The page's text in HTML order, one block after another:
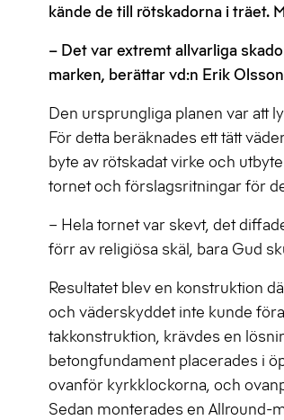
kände de till rötskadorna i träet.
– Det var extremt allvarliga
marken, berättar vd:n Erik
Den ursprungliga planen var att
För detta beräknades ett tätt
byte av rötskadat virke och
tornet och förslagsritningar för
– Hela tornet var skevt, det
förr av religiösa skäl, bara Gud
Resultatet blev en konstruktion
och väderskyddet inte kunde
takkonstruktion, krävdes en
betongfundament placerades i
ovanför kyrkklockorna, och
Sedan monterades en Allround-